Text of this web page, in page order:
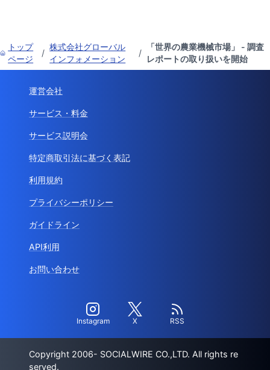
トップ
ページ
/
株式会社グローバル
インフォメーション
/
「世界の農業機械市場」 - 調査
レポートの取り扱いを開始
運営会社
サービス・料金
サービス説明会
特定商取引法に基づく表記
利用規約
プライバシーポリシー
ガイドライン
API利用
お問い合わせ
Instagram X RSS
Copyright 2006- SOCIALWIRE CO.,LTD. All rights re
served.